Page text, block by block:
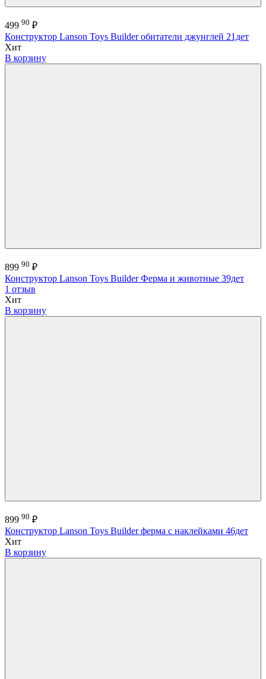
499 90 ₽
Конструктор Lanson Toys Builder обитатели джунглей 21дет
Хит
В корзину
899 90 ₽
Конструктор Lanson Toys Builder Ферма и животные 39дет
1 отзыв
Хит
В корзину
899 90 ₽
Конструктор Lanson Toys Builder ферма с наклейками 46дет
Хит
В корзину